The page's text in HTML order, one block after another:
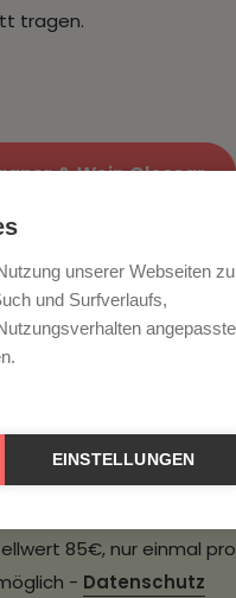
tragen.
& Wein Glossar
und
tragen Sie sich hier zu
Sie einen 5€
85€, nur einmal pro
- Datenschutz
unserer Webseiten zu
und Surfverlaufs,
angepasste
EINSTELLUNGEN